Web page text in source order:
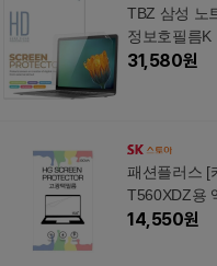
TBZ 삼성 노
정보호필름K
31,580원
패션플러스 [
T560XDZ용
14,550원